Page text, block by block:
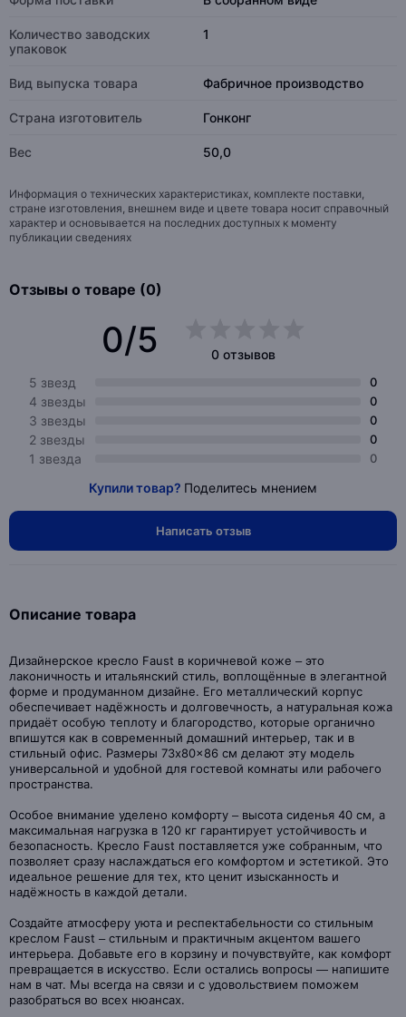
Количество заводских
упаковок
1
Вид выпуска товара Фабричное производство
Страна изготовитель Гонконг
Вес 50,0
Информация о технических характеристиках, комплекте поставки,
стране изготовления, внешнем виде и цвете товара носит справочный
характер и основывается на последних доступных к моменту
публикации сведениях
Отзывы о товаре (0)
0/5
0 отзывов
5 звезд
0
4 звезды 0
3 звезды 0
2 звезды 0
1 звезда 0
Купили товар? Поделитесь мнением
Написать отзыв
Описание товара
Дизайнерское кресло Faust в коричневой коже – это
лаконичность и итальянский стиль, воплощённые в элегантной
форме и продуманном дизайне. Его металлический корпус
обеспечивает надёжность и долговечность, а натуральная кожа
придаёт особую теплоту и благородство, которые органично
впишутся как в современный домашний интерьер, так и в
стильный офис. Размеры 73x80x86 см делают эту модель
универсальной и удобной для гостевой комнаты или рабочего
пространства.
Особое внимание уделено комфорту – высота сиденья 40 см, а
максимальная нагрузка в 120 кг гарантирует устойчивость и
безопасность. Кресло Faust поставляется уже собранным, что
позволяет сразу наслаждаться его комфортом и эстетикой. Это
идеальное решение для тех, кто ценит изысканность и
надёжность в каждой детали.
Создайте атмосферу уюта и респектабельности со стильным
креслом Faust – стильным и практичным акцентом вашего
интерьера. Добавьте его в корзину и почувствуйте, как комфорт
превращается в искусство. Если остались вопросы — напишите
нам в чат. Мы всегда на связи и с удовольствием поможем
разобраться во всех нюансах.